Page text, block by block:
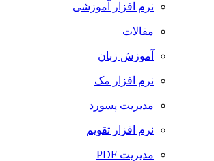
نرم افزار آموزشی
مقالات
آموزش زبان
نرم افزار مک
مدیریت پسورد
نرم افزار تقویم
مدیریت PDF